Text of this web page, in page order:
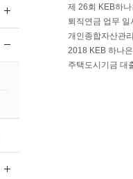
제 26회 KEB하
퇴직연금 업무
개인종합자산관
2018 KEB 하나
주택도시기금 대